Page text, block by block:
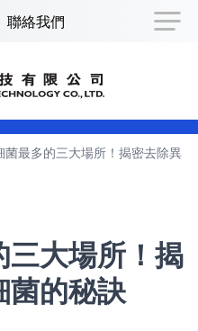
選單 跳到頁尾
聯絡我們
菌最多的三大場所！揭密去除異
大場所！揭
菌的秘訣